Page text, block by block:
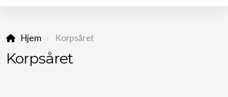
Hjem Korpsåret
Korpsåret